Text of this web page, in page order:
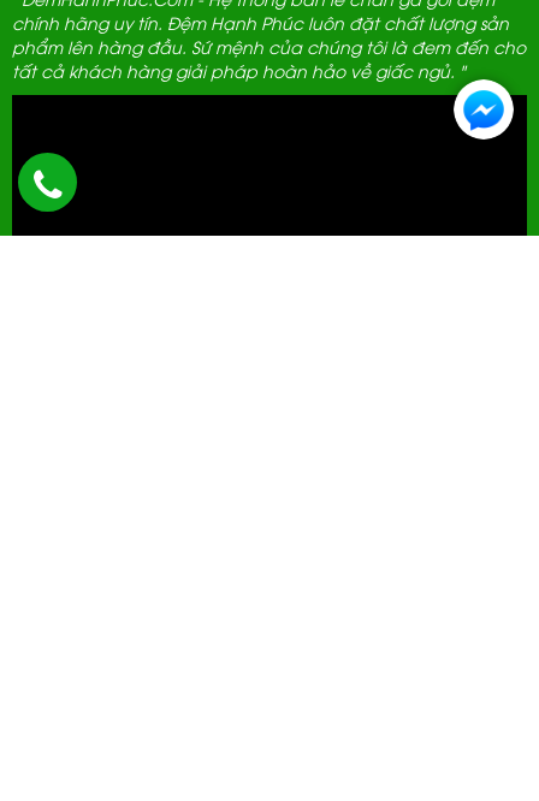
chính hãng uy tín. Đệm Hạnh Phúc luôn đặt chất lượng sản
phẩm lên hàng đầu. Sứ mệnh của chúng tôi là đem đến cho
tất cả khách hàng giải pháp hoàn hảo về giấc ngủ. "